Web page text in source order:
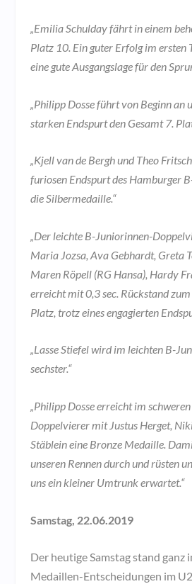
„Emilia Schulday fährt in einem
Platz 10. Ein guter Erfolg im ersten
eine gute Ausgangslage für den
„Philipp Dosse führt von Beginn
starken Endspurt den Gesamt 7.
„Kjell van de Bergh und Theo
furiosen Endspurt des Hamburger
die Silbermedaille.“
„Der leichte B-Juniorinnen-
Maria Jozsa, Ava Gebhardt, Greta
Maren Röpell (RG Hansa), Hardy
erreicht mit 0,3 sec. Rückstand
Platz, trotz eines engagierten
„Lasse Stiefel wird im leichten B-
sechster.“
„Philipp Dosse erreicht im
Doppelvierer mit Justus Herget,
Stäblein eine Bronze Medaille.
unseren Rennen durch und rüsten
uns ein kleiner Umtrunk erwartet.“
Samstag, 22.06.2019
Der heutige Samstag stand ganz
Medaillen-Entscheidungen im